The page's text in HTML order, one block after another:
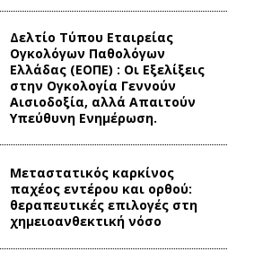
Δελτίο Τύπου Eταιρείας
Ογκολόγων Παθολόγων
Ελλάδας (ΕΟΠΕ) : Οι Εξελίξεις
στην Ογκολογία Γεννούν
Αισιοδοξία, αλλά Απαιτούν
Υπεύθυνη Ενημέρωση.
Mεταστατικός καρκίνος
παχέος εντέρου και ορθού:
θεραπευτικές επιλογές στη
χημειοανθεκτική νόσο